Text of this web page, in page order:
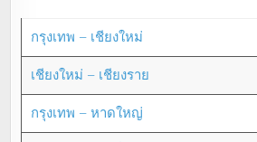
กรุงเทพ – เชียงใหม่
เชียงใหม่ – เชียงราย
กรุงเทพ – หาดใหญ่